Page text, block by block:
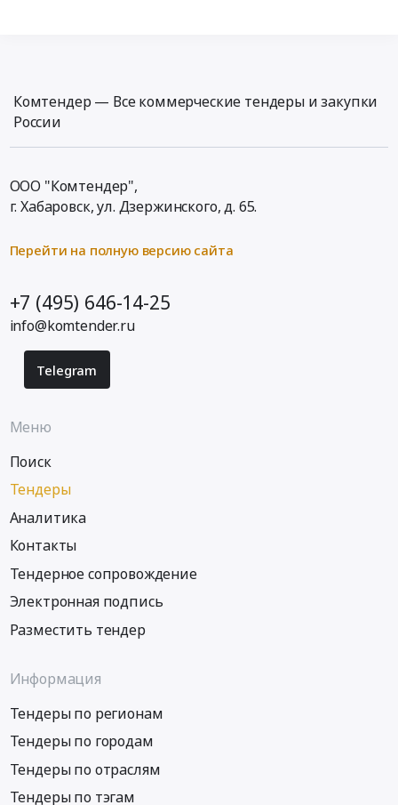
Комтендер — Все коммерческие тендеры и закупки
России
ООО "Комтендер",
г. Хабаровск,ул. Дзержинского, д. 65.
Перейти на полную версию сайта
+7 (495) 646-14-25
info@komtender.ru
Telegram
Меню
Поиск
Тендеры
Аналитика
Контакты
Тендерное сопровождение
Электронная подпись
Разместить тендер
Информация
Тендеры по регионам
Тендеры по городам
Тендеры по отраслям
Тендеры по тэгам